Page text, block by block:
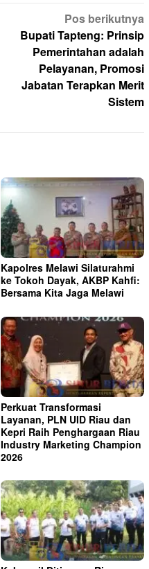
Pos berikutnya
Bupati Tapteng: Prinsip
Pemerintahan adalah
Pelayanan, Promosi
Jabatan Terapkan Merit
Sistem
Kapolres Melawi Silaturahmi
ke Tokoh Dayak, AKBP Kahfi:
Bersama Kita Jaga Melawi
Perkuat Transformasi
Layanan, PLN UID Riau dan
Kepri Raih Penghargaan Riau
Industry Marketing Champion
2026